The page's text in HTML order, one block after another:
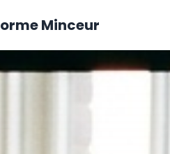
Minceur